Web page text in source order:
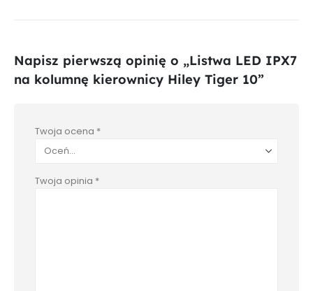
Napisz pierwszą opinię o „Listwa LED IPX7
na kolumnę kierownicy Hiley Tiger 10”
Twoja ocena *
Twoja opinia *